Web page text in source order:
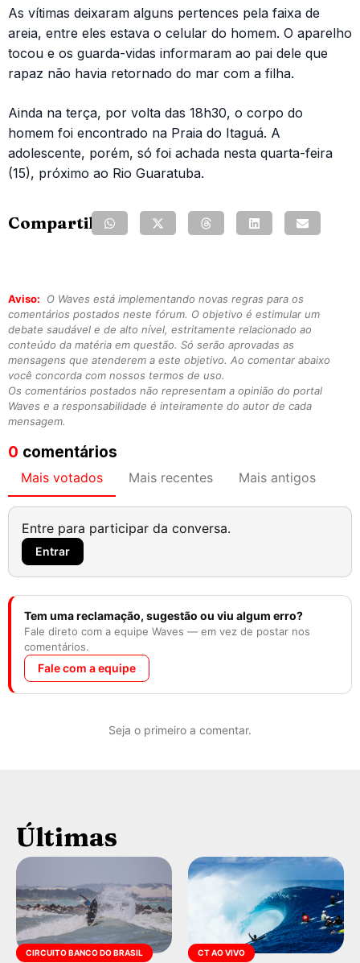
As vítimas deixaram alguns pertences pela faixa de
areia, entre eles estava o celular do homem. O aparelho
tocou e os guarda-vidas informaram ao pai dele que
rapaz não havia retornado do mar com a filha.
Ainda na terça, por volta das 18h30, o corpo do
homem foi encontrado na Praia do Itaguá. A
adolescente, porém, só foi achada nesta quarta-feira
(15), próximo ao Rio Guaratuba.
Compartilhe:
Aviso:
O Waves está implementando novas regras para os
comentários postados neste fórum. O objetivo é estimular um
debate saudável e de alto nível, estritamente relacionado ao
conteúdo da matéria em questão. Só serão aprovadas as
mensagens que atenderem a este objetivo. Ao comentar abaixo
você concorda com nossos termos de uso.
Os comentários postados não representam a opinião do portal
Waves e a responsabilidade é inteiramente do autor de cada
mensagem.
0 comentários
Mais votados Mais recentes Mais antigos
Entre para participar da conversa.
Entrar
Tem uma reclamação, sugestão ou viu algum erro?
Fale direto com a equipe Waves — em vez de postar nos
comentários.
Fale com a equipe
Seja o primeiro a comentar.
Últimas
CIRCUITO BANCO DO BRASIL CT AO VIVO